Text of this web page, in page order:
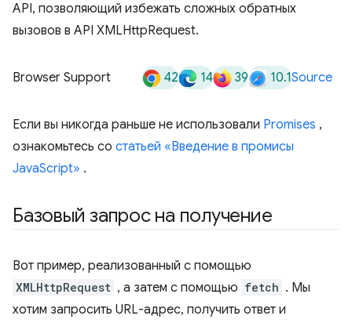
API, позволяющий избежать сложных обратных
вызовов в API XMLHttpRequest.
Browser Support 42 14 39 10.1Source
Если вы никогда раньше не использовали Promises ,
ознакомьтесь со статьей «Введение в промисы
JavaScript» .
Базовый запрос на получение
Вот пример, реализованный с помощью
XMLHttpRequest , а затем с помощью fetch . Мы
хотим запросить URL-адрес, получить ответ и